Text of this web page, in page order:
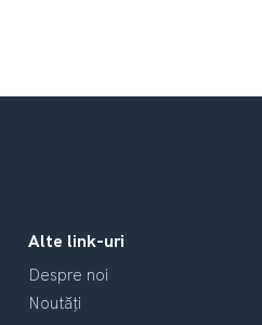
Alte link-uri
Despre noi
Noutăți